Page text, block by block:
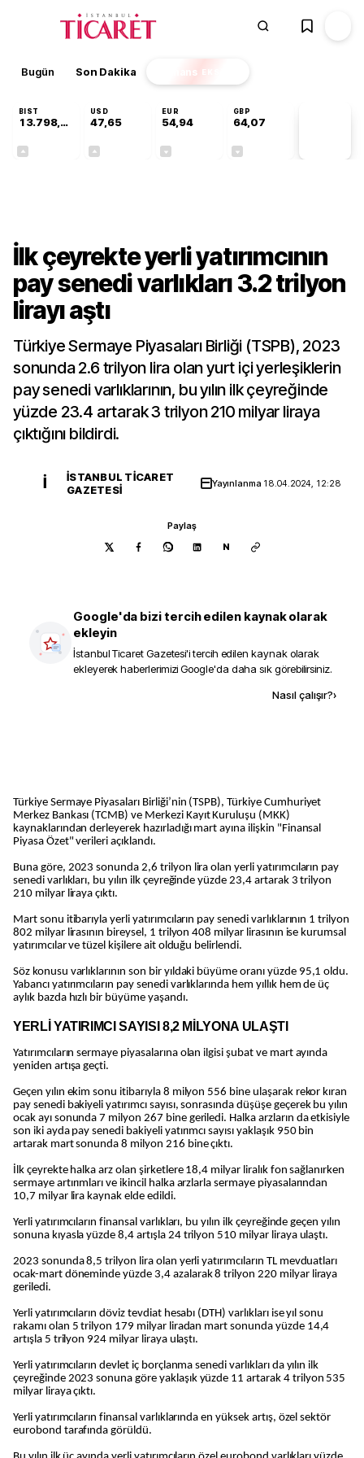
Bugün Son Dakika Finans EKSTRA
BIST
13.798,82
USD
47,65
EUR
54,94
GBP
64,07
İlk çeyrekte yerli yatırımcının
pay senedi varlıkları 3.2 trilyon
lirayı aştı
Türkiye Sermaye Piyasaları Birliği (TSPB), 2023
sonunda 2.6 trilyon lira olan yurt içi yerleşiklerin
pay senedi varlıklarının, bu yılın ilk çeyreğinde
yüzde 23.4 artarak 3 trilyon 210 milyar liraya
çıktığını bildirdi.
İ
İSTANBUL TICARET
GAZETESI
Yayınlanma 18.04.2024, 12:28
Paylaş
N
Google'da bizi tercih edilen kaynak olarak
ekleyin
İstanbul Ticaret Gazetesi'i tercih edilen kaynak olarak
ekleyerek haberlerimizi Google'da daha sık görebilirsiniz.
Nasıl çalışır?›
Türkiye Sermaye Piyasaları Birliği’nin (TSPB), Türkiye Cumhuriyet
Merkez Bankası (TCMB) ve Merkezi Kayıt Kuruluşu (MKK)
kaynaklarından derleyerek hazırladığı mart ayına ilişkin "Finansal
Piyasa Özet" verileri açıklandı.
Buna göre, 2023 sonunda 2,6 trilyon lira olan yerli yatırımcıların pay
senedi varlıkları, bu yılın ilk çeyreğinde yüzde 23,4 artarak 3 trilyon
210 milyar liraya çıktı.
Mart sonu itibarıyla yerli yatırımcıların pay senedi varlıklarının 1 trilyon
802 milyar lirasının bireysel, 1 trilyon 408 milyar lirasının ise kurumsal
yatırımcılar ve tüzel kişilere ait olduğu belirlendi.
Söz konusu varlıklarının son bir yıldaki büyüme oranı yüzde 95,1 oldu.
Yabancı yatırımcıların pay senedi varlıklarında hem yıllık hem de üç
aylık bazda hızlı bir büyüme yaşandı.
YERLİ YATIRIMCI SAYISI 8,2 MİLYONA ULAŞTI
Yatırımcıların sermaye piyasalarına olan ilgisi şubat ve mart ayında
yeniden artışa geçti.
Geçen yılın ekim sonu itibarıyla 8 milyon 556 bine ulaşarak rekor kıran
pay senedi bakiyeli yatırımcı sayısı, sonrasında düşüşe geçerek bu yılın
ocak ayı sonunda 7 milyon 267 bine geriledi. Halka arzların da etkisiyle
son iki ayda pay senedi bakiyeli yatırımcı sayısı yaklaşık 950 bin
artarak mart sonunda 8 milyon 216 bine çıktı.
İlk çeyrekte halka arz olan şirketlere 18,4 milyar liralık fon sağlanırken
sermaye artırımları ve ikincil halka arzlarla sermaye piyasalarından
10,7 milyar lira kaynak elde edildi.
Yerli yatırımcıların finansal varlıkları, bu yılın ilk çeyreğinde geçen yılın
sonuna kıyasla yüzde 8,4 artışla 24 trilyon 510 milyar liraya ulaştı.
2023 sonunda 8,5 trilyon lira olan yerli yatırımcıların TL mevduatları
ocak-mart döneminde yüzde 3,4 azalarak 8 trilyon 220 milyar liraya
geriledi.
Yerli yatırımcıların döviz tevdiat hesabı (DTH) varlıkları ise yıl sonu
rakamı olan 5 trilyon 179 milyar liradan mart sonunda yüzde 14,4
artışla 5 trilyon 924 milyar liraya ulaştı.
Yerli yatırımcıların devlet iç borçlanma senedi varlıkları da yılın ilk
çeyreğinde 2023 sonuna göre yaklaşık yüzde 11 artarak 4 trilyon 535
milyar liraya çıktı.
Yerli yatırımcıların finansal varlıklarında en yüksek artış, özel sektör
eurobond tarafında görüldü.